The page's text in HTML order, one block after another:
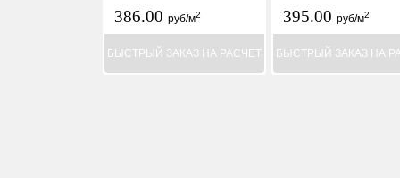
386.00 руб/м2
БЫСТРЫЙ ЗАКАЗ НА РАСЧЕТ
395.00 руб/м2
БЫСТРЫЙ ЗАКАЗ НА